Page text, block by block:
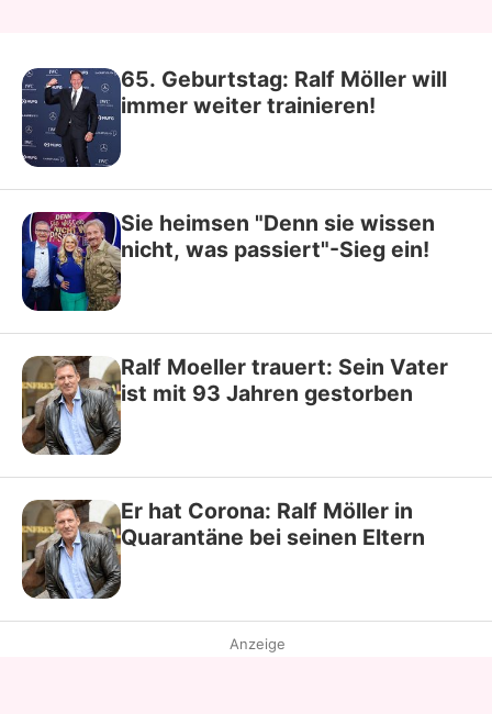
65. Geburtstag: Ralf Möller will
immer weiter trainieren!
Sie heimsen "Denn sie wissen
nicht, was passiert"-Sieg ein!
Ralf Moeller trauert: Sein Vater
ist mit 93 Jahren gestorben
Er hat Corona: Ralf Möller in
Quarantäne bei seinen Eltern
Anzeige